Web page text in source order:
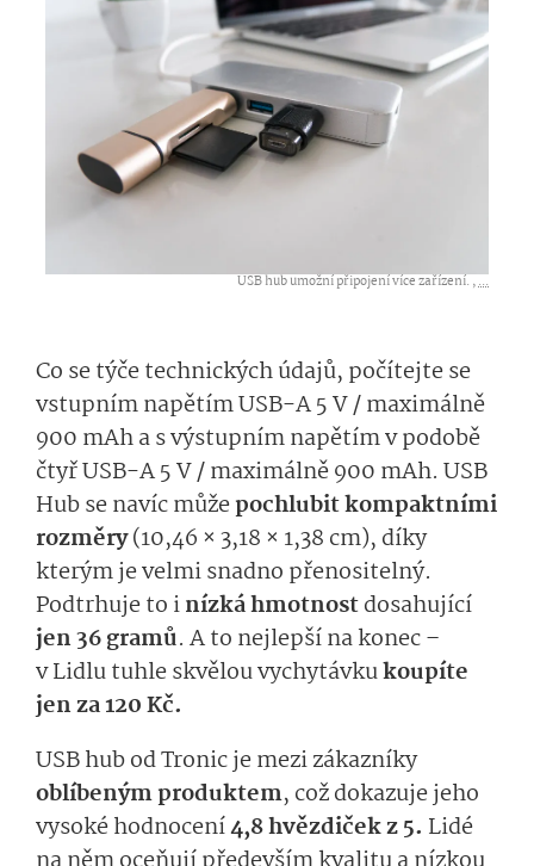
USB hub umožní připojení více zařízení. ,...
Co se týče technických údajů, počítejte se
vstupním napětím USB-A 5 V / maximálně
900 mAh a s výstupním napětím v podobě
čtyř USB-A 5 V / maximálně 900 mAh. USB
Hub se navíc můžepochlubit kompaktními
rozměry(10,46 × 3,18 × 1,38 cm), díky
kterým je velmi snadno přenositelný.
Podtrhuje to inízká hmotnostdosahující
jen 36 gramů. A to nejlepší na konec –
v Lidlu tuhle skvělou vychytávkukoupíte
jen za 120 Kč.
USB hub od Tronic je mezi zákazníky
oblíbeným produktem, což dokazuje jeho
vysoké hodnocení4,8 hvězdiček z 5. Lidé